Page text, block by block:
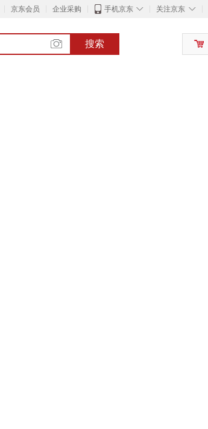
京东会员 企业采购 ◇
手机京东 ◇
关注京东
搜索